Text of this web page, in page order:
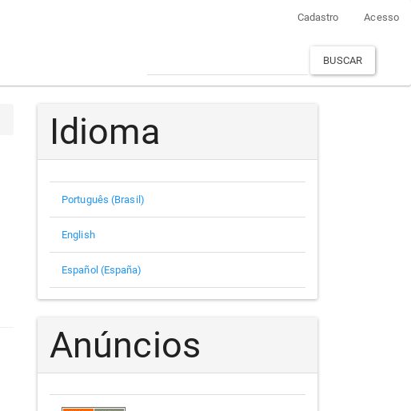
Cadastro Acesso
BUSCAR
Idioma
Português (Brasil)
English
Español (España)
Anúncios